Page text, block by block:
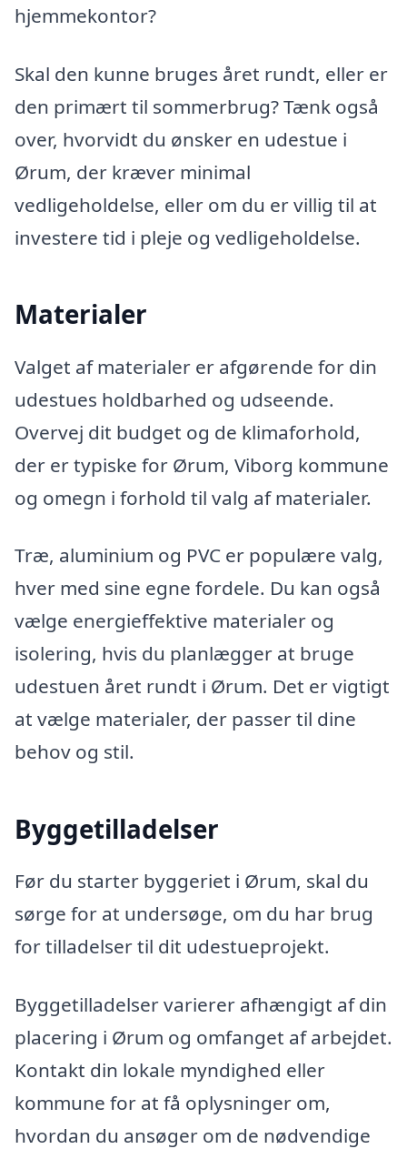
hjemmekontor?
Skal den kunne bruges året rundt, eller er
den primært til sommerbrug? Tænk også
over, hvorvidt du ønsker en udestue i
Ørum, der kræver minimal
vedligeholdelse, eller om du er villig til at
investere tid i pleje og vedligeholdelse.
Materialer
Valget af materialer er afgørende for din
udestues holdbarhed og udseende.
Overvej dit budget og de klimaforhold,
der er typiske for Ørum, Viborg kommune
og omegn i forhold til valg af materialer.
Træ, aluminium og PVC er populære valg,
hver med sine egne fordele. Du kan også
vælge energieffektive materialer og
isolering, hvis du planlægger at bruge
udestuen året rundt i Ørum. Det er vigtigt
at vælge materialer, der passer til dine
behov og stil.
Byggetilladelser
Før du starter byggeriet i Ørum, skal du
sørge for at undersøge, om du har brug
for tilladelser til dit udestueprojekt.
Byggetilladelser varierer afhængigt af din
placering i Ørum og omfanget af arbejdet.
Kontakt din lokale myndighed eller
kommune for at få oplysninger om,
hvordan du ansøger om de nødvendige